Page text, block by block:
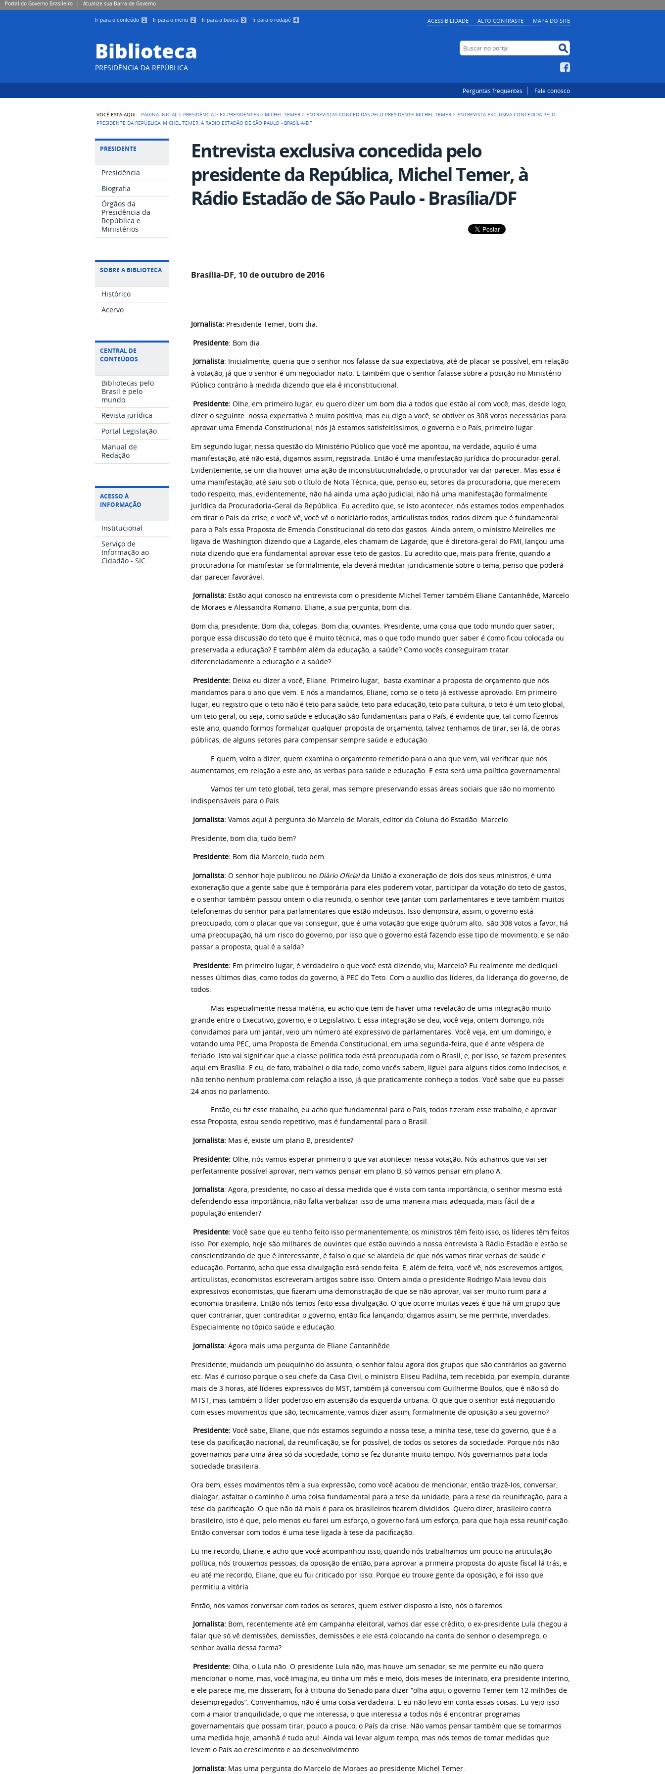
Portal do Governo Brasileiro Atualize sua Barra de Governo
Ir para o conteúdo 1 Ir para o menu 2 Ir para a busca 3 Ir para o rodapé 4 ACESSIBILIDADE ALTO CONTRASTE MAPA DO SITE
Biblioteca
PRESIDÊNCIA DA REPÚBLICA
Buscar no portal
Perguntas frequentes Fale conosco
VOCÊ ESTÁ AQUI: PÁGINA INICIAL > PRESIDÊNCIA > EX-PRESIDENTES > MICHEL TEMER > ENTREVISTAS CONCEDIDAS PELO PRESIDENTE MICHEL TEMER > ENTREVISTA EXCLUSIVA CONCEDIDA PELO
PRESIDENTE DA REPÚBLICA, MICHEL TEMER, À RÁDIO ESTADÃO DE SÃO PAULO - BRASÍLIA/DF
PRESIDENTE
Presidência
Biografia
Órgãos da
Presidência da
República e
Ministérios
SOBRE A BIBLIOTECA
Histórico
Acervo
CENTRAL DE
CONTEÚDOS
Bibliotecas pelo
Brasil e pelo
mundo
Revista jurídica
Portal Legislação
Manual de
Redação
ACESSO À
INFORMAÇÃO
Institucional
Serviço de
Informação ao
Cidadão - SIC
Entrevista exclusiva concedida pelo
presidente da República, Michel Temer, à
Rádio Estadão de São Paulo - Brasília/DF
Brasília-DF, 10 de outubro de 2016
Jornalista: Presidente Temer, bom dia.
Presidente: Bom dia
Jornalista: Inicialmente, queria que o senhor nos falasse da sua expectativa, até de placar se possível, em relação
à votação, já que o senhor é um negociador nato. E também que o senhor falasse sobre a posição no Ministério
Público contrário à medida dizendo que ela é inconstitucional.
Presidente: Olhe, em primeiro lugar, eu quero dizer um bom dia a todos que estão aí com você, mas, desde logo,
dizer o seguinte: nossa expectativa é muito positiva, mas eu digo a você, se obtiver os 308 votos necessários para
aprovar uma Emenda Constitucional, nós já estamos satisfeitíssimos, o governo e o País, primeiro lugar.
Em segundo lugar, nessa questão do Ministério Público que você me apontou, na verdade, aquilo é uma
manifestação, até não está, digamos assim, registrada. Então é uma manifestação jurídica do procurador-geral.
Evidentemente, se um dia houver uma ação de inconstitucionalidade, o procurador vai dar parecer. Mas essa é
uma manifestação, até saiu sob o título de Nota Técnica, que, penso eu, setores da procuradoria, que merecem
todo respeito, mas, evidentemente, não há ainda uma ação judicial, não há uma manifestação formalmente
jurídica da Procuradoria-Geral da República. Eu acredito que, se isto acontecer, nós estamos todos empenhados
em tirar o País da crise, e você vê, você vê o noticiário todos, articulistas todos, todos dizem que é fundamental
para o País essa Proposta de Emenda Constitucional do teto dos gastos. Ainda ontem, o ministro Meirelles me
ligava de Washington dizendo que a Lagarde, eles chamam de Lagarde, que é diretora-geral do FMI, lançou uma
nota dizendo que era fundamental aprovar esse teto de gastos. Eu acredito que, mais para frente, quando a
procuradoria for manifestar-se formalmente, ela deverá meditar juridicamente sobre o tema, penso que poderá
dar parecer favorável.
Jornalista: Estão aqui conosco na entrevista com o presidente Michel Temer também Eliane Cantanhêde, Marcelo
de Moraes e Alessandra Romano. Eliane, a sua pergunta, bom dia.
Bom dia, presidente. Bom dia, colegas. Bom dia, ouvintes. Presidente, uma coisa que todo mundo quer saber,
porque essa discussão do teto que é muito técnica, mas o que todo mundo quer saber é como ficou colocada ou
preservada a educação? E também além da educação, a saúde? Como vocês conseguiram tratar
diferenciadamente a educação e a saúde?
Presidente: Deixa eu dizer a você, Eliane. Primeiro lugar, basta examinar a proposta de orçamento que nós
mandamos para o ano que vem. E nós a mandamos, Eliane, como se o teto já estivesse aprovado. Em primeiro
lugar, eu registro que o teto não é teto para saúde, teto para educação, teto para cultura, o teto é um teto global,
um teto geral, ou seja, como saúde e educação são fundamentais para o País, é evidente que, tal como fizemos
este ano, quando formos formalizar qualquer proposta de orçamento, talvez tenhamos de tirar, sei lá, de obras
públicas, de alguns setores para compensar sempre saúde e educação.
E quem, volto a dizer, quem examina o orçamento remetido para o ano que vem, vai verificar que nós
aumentamos, em relação a este ano, as verbas para saúde e educação. E esta será uma política governamental.
Vamos ter um teto global, teto geral, mas sempre preservando essas áreas sociais que são no momento
indispensáveis para o País.
Jornalista: Vamos aqui à pergunta do Marcelo de Morais, editor da Coluna do Estadão. Marcelo.
Presidente, bom dia, tudo bem?
Presidente: Bom dia Marcelo, tudo bem.
Jornalista:O senhor hoje publicou no Diário Oficialda União a exoneração de dois dos seus ministros, é uma
exoneração que a gente sabe que é temporária para eles poderem votar, participar da votação do teto de gastos,
e o senhor também passou ontem o dia reunido, o senhor teve jantar com parlamentares e teve também muitos
telefonemas do senhor para parlamentares que estão indecisos. Isso demonstra, assim, o governo está
preocupado, com o placar que vai conseguir, que é uma votação que exige quórum alto, são 308 votos a favor, há
uma preocupação, há um risco do governo, por isso que o governo está fazendo esse tipo de movimento, e se não
passar a proposta, qual é a saída?
Presidente: Em primeiro lugar, é verdadeiro o que você está dizendo, viu, Marcelo? Eu realmente me dediquei
nesses últimos dias, como todos do governo, à PEC do Teto. Com o auxílio dos líderes, da liderança do governo, de
todos.
Mas especialmente nessa matéria, eu acho que tem de haver uma revelação de uma integração muito
grande entre o Executivo, governo, e o Legislativo. E essa integração se deu, você veja, ontem domingo, nós
convidamos para um jantar, veio um número até expressivo de parlamentares. Você veja, em um domingo, e
votando uma PEC, uma Proposta de Emenda Constitucional, em uma segunda-feira, que é ante véspera de
feriado. Isto vai significar que a classe política toda está preocupada com o Brasil, e, por isso, se fazem presentes
aqui em Brasília. E eu, de fato, trabalhei o dia todo, como vocês sabem, liguei para alguns tidos como indecisos, e
não tenho nenhum problema com relação a isso, já que praticamente conheço a todos. Você sabe que eu passei
24 anos no parlamento.
Então, eu fiz esse trabalho, eu acho que fundamental para o País, todos fizeram esse trabalho, e aprovar
essa Proposta, estou sendo repetitivo, mas é fundamental para o Brasil.
Jornalista: Mas é, existe um plano B, presidente?
Presidente: Olhe, nós vamos esperar primeiro o que vai acontecer nessa votação. Nós achamos que vai ser
perfeitamente possível aprovar, nem vamos pensar em plano B, só vamos pensar em plano A.
Jornalista: Agora, presidente, no caso aí dessa medida que é vista com tanta importância, o senhor mesmo está
defendendo essa importância, não falta verbalizar isso de uma maneira mais adequada, mais fácil de a
população entender?
Presidente: Você sabe que eu tenho feito isso permanentemente, os ministros têm feito isso, os líderes têm feitos
isso. Por exemplo, hoje são milhares de ouvintes que estão ouvindo a nossa entrevista à Rádio Estadão e estão se
conscientizando de que é interessante, é falso o que se alardeia de que nós vamos tirar verbas de saúde e
educação. Portanto, acho que essa divulgação está sendo feita. E, além de feita, você vê, nós escrevemos artigos,
articulistas, economistas escreveram artigos sobre isso. Ontem ainda o presidente Rodrigo Maia levou dois
expressivos economistas, que fizeram uma demonstração de que se não aprovar, vai ser muito ruim para a
economia brasileira. Então nós temos feito essa divulgação. O que ocorre muitas vezes é que há um grupo que
quer contrariar, quer contraditar o governo, então fica lançando, digamos assim, se me permite, inverdades.
Especialmente no tópico saúde e educação.
Jornalista:Agora mais uma pergunta de Eliane Cantanhêde.
Presidente, mudando um pouquinho do assunto, o senhor falou agora dos grupos que são contrários ao governo
etc. Mas é curioso porque o seu chefe da Casa Civil, o ministro Eliseu Padilha, tem recebido, por exemplo, durante
mais de 3 horas, até líderes expressivos do MST, também já conversou com Guilherme Boulos, que é não só do
MTST, mas também o líder poderoso em ascensão da esquerda urbana. O que que o senhor está negociando
com esses movimentos que são, tecnicamente, vamos dizer assim, formalmente de oposição a seu governo?
Presidente: Você sabe, Eliane, que nós estamos seguindo a nossa tese, a minha tese, tese do governo, que é a
tese da pacificação nacional, da reunificação, se for possível, de todos os setores da sociedade. Porque nós não
governamos para uma área só da sociedade, como se fez durante muito tempo. Nós governamos para toda
sociedade brasileira.
Ora bem, esses movimentos têm a sua expressão, como você acabou de mencionar, então trazê-los, conversar,
dialogar, asfaltar o caminho é uma coisa fundamental para a tese da unidade, para a tese da reunificação, para a
tese da pacificação. O que não dá mais é para os brasileiros ficarem divididos. Quero dizer, brasileiro contra
brasileiro, isto é que, pelo menos eu farei um esforço, o governo fará um esforço, para que haja essa reunificação.
Então conversar com todos é uma tese ligada à tese da pacificação.
Eu me recordo, Eliane, e acho que você acompanhou isso, quando nós trabalhamos um pouco na articulação
política, nós trouxemos pessoas, da oposição de então, para aprovar a primeira proposta do ajuste fiscal lá trás, e
eu até me recordo, Eliane, que eu fui criticado por isso. Porque eu trouxe gente da oposição, e foi isso que
permitiu a vitória.
Então, nós vamos conversar com todos os setores, quem estiver disposto a isto, nós o faremos.
Jornalista: Bom, recentemente até em campanha eleitoral, vamos dar esse crédito, o ex-presidente Lula chegou a
falar que só vê demissões, demissões, demissões e ele está colocando na conta do senhor o desemprego, o
senhor avalia dessa forma?
Presidente: Olha, o Lula não. O presidente Lula não, mas houve um senador, se me permite eu não quero
mencionar o nome, mas, você imagina, eu tinha um mês e meio, dois meses de interinato, era presidente interino,
e ele parece-me, me disseram, foi à tribuna do Senado para dizer “olha aqui, o governo Temer tem 12 milhões de
desempregados”. Convenhamos, não é uma coisa verdadeira. E eu não levo em conta essas coisas. Eu vejo isso
com a maior tranquilidade, o que me interessa, o que interessa a todos nós é encontrar programas
governamentais que possam tirar, pouco a pouco, o País da crise. Não vamos pensar também que se tomarmos
uma medida hoje, amanhã é tudo azul. Ainda vai levar algum tempo, mas nós temos de tomar medidas que
levem o País ao crescimento e ao desenvolvimento.
Jornalista: Mas uma pergunta do Marcelo de Moraes ao presidente Michel Temer.